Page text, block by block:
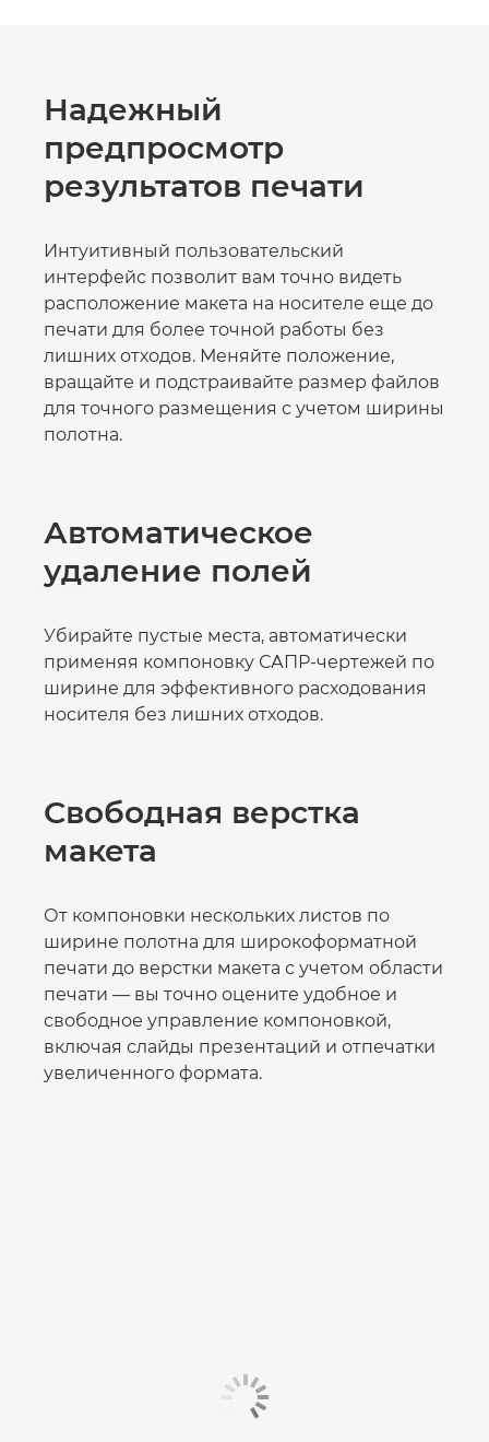
Надежный
предпросмотр
результатов печати
Интуитивный пользовательский
интерфейс позволит вам точно видеть
расположение макета на носителе еще до
печати для более точной работы без
лишних отходов. Меняйте положение,
вращайте и подстраивайте размер файлов
для точного размещения с учетом ширины
полотна.
Автоматическое
удаление полей
Убирайте пустые места, автоматически
применяя компоновку САПР-чертежей по
ширине для эффективного расходования
носителя без лишних отходов.
Свободная верстка
макета
От компоновки нескольких листов по
ширине полотна для широкоформатной
печати до верстки макета с учетом области
печати — вы точно оцените удобное и
свободное управление компоновкой,
включая слайды презентаций и отпечатки
увеличенного формата.